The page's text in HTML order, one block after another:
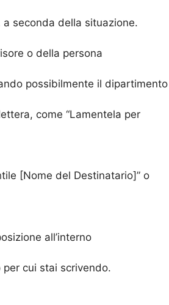
seconda della situazione.
o della persona
possibilmente il dipartimento
come “Lamentela per
[Nome del Destinatario]” o
all’interno
cui stai scrivendo.